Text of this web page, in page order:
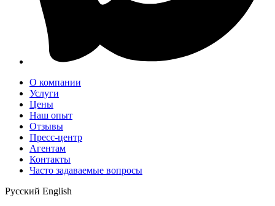
О компании
Услуги
Цены
Наш опыт
Отзывы
Пресс-центр
Агентам
Контакты
Часто задаваемые вопросы
Русский English